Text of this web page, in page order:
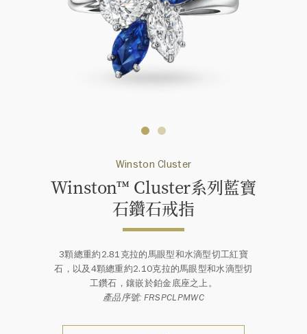
Winston Cluster
Winston™ Cluster系列藍寶
石鑽石戒指
3顆總重約2.81克拉的馬眼型和水滴型切工紅寶
石，以及4顆總重約2.10克拉的馬眼型和水滴型切
工鑽石，鑲嵌於鉑金底座之上。
產品序號: FRSPCLPMWC